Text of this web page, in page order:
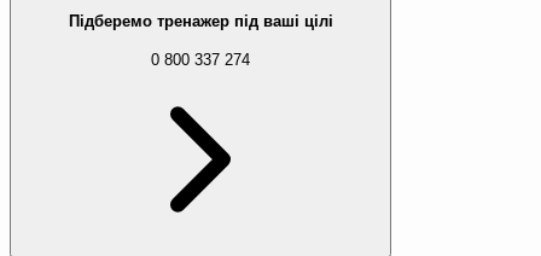
Підберемо тренажер під ваші цілі
0 800 337 274